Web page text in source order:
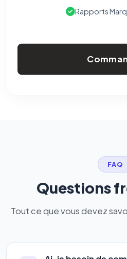
Rapports
FAQ
Questions
Tout ce que vous devez